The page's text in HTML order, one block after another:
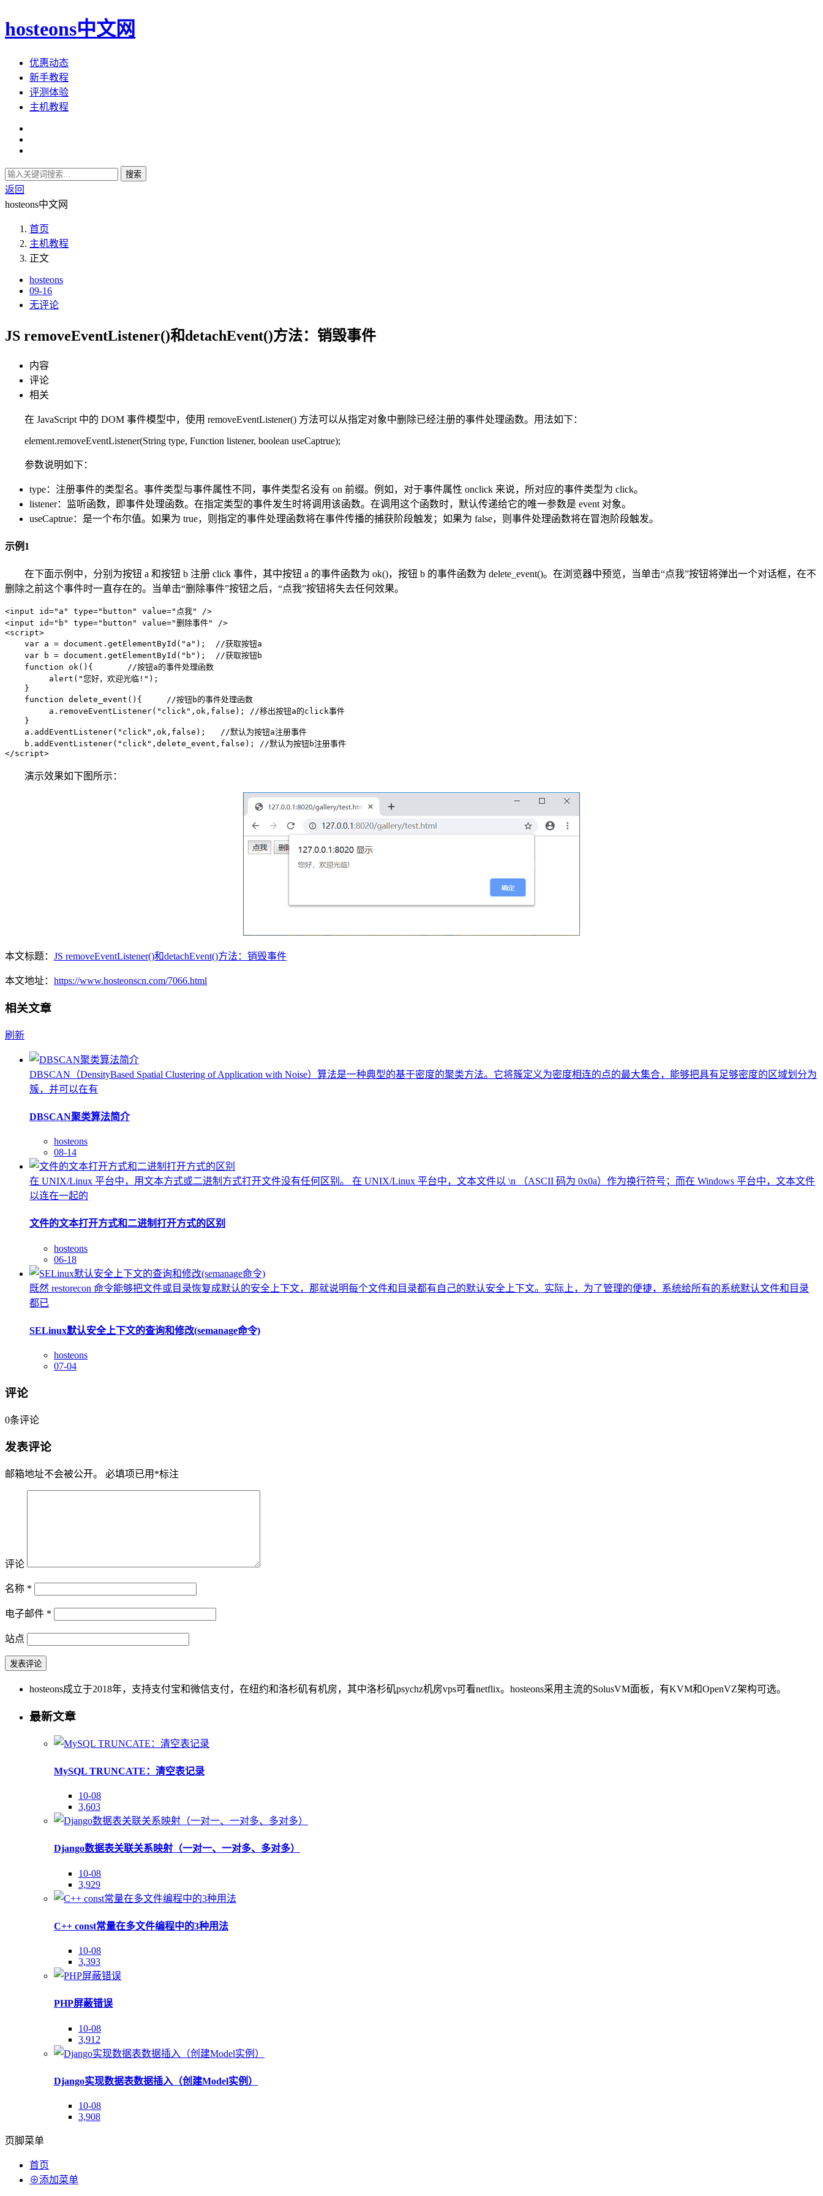
hosteons中文网
优惠动态
新手教程
评测体验
主机教程
搜索
返回
hosteons中文网
首页
主机教程
正文
hosteons
09-16
无评论
JS removeEventListener()和detachEvent()方法：销毁事件
内容
评论
相关
在 JavaScript 中的 DOM 事件模型中，使用 removeEventListener() 方法可以从指定对象中删除已经注册的事件处理函数。用法如下：
element.removeEventListener(String type, Function listener, boolean useCaptrue);
参数说明如下：
type：注册事件的类型名。事件类型与事件属性不同，事件类型名没有 on 前缀。例如，对于事件属性 onclick 来说，所对应的事件类型为 click。
listener：监听函数，即事件处理函数。在指定类型的事件发生时将调用该函数。在调用这个函数时，默认传递给它的唯一参数是 event 对象。
useCaptrue：是一个布尔值。如果为 true，则指定的事件处理函数将在事件传播的捕获阶段触发；如果为 false，则事件处理函数将在冒泡阶段触发。
示例1
在下面示例中，分别为按钮 a 和按钮 b 注册 click 事件，其中按钮 a 的事件函数为 ok()，按钮 b 的事件函数为 delete_event()。在浏览器中预览，当单击“点我”按钮将弹出一个对话框，在不
删除之前这个事件时一直存在的。当单击“删除事件”按钮之后，“点我”按钮将失去任何效果。
<input id="a" type="button" value="点我" />
<input id="b" type="button" value="删除事件" />
<script>
    var a = document.getElementById("a");  //获取按钮a
    var b = document.getElementById("b");  //获取按钮b
    function ok(){       //按钮a的事件处理函数
         alert("您好，欢迎光临!");
    }
    function delete_event(){     //按钮b的事件处理函数
         a.removeEventListener("click",ok,false); //移出按钮a的click事件
    }
    a.addEventListener("click",ok,false);   //默认为按钮a注册事件
    b.addEventListener("click",delete_event,false); //默认为按钮b注册事件
</script>
演示效果如下图所示：
本文标题： JS removeEventListener()和detachEvent()方法：销毁事件
本文地址： https://www.hosteonscn.com/7066.html
相关文章
刷新
DBSCAN（DensityBased Spatial Clustering of Application with Noise）算法是一种典型的基于密度的聚类方法。它将簇定义为密度相连的点的最大集合，能够把具有足够密度的区域划分为
簇，并可以在有
DBSCAN聚类算法简介
hosteons
08-14
在 UNIX/Linux 平台中，用文本方式或二进制方式打开文件没有任何区别。 在 UNIX/Linux 平台中，文本文件以 \n （ASCII 码为 0x0a）作为换行符号；而在 Windows 平台中，文本文件
以连在一起的
文件的文本打开方式和二进制打开方式的区别
hosteons
06-18
既然 restorecon 命令能够把文件或目录恢复成默认的安全上下文，那就说明每个文件和目录都有自己的默认安全上下文。实际上，为了管理的便捷，系统给所有的系统默认文件和目录
都已
SELinux默认安全上下文的查询和修改(semanage命令)
hosteons
07-04
评论
0条评论
发表评论
邮箱地址不会被公开。 必填项已用 *标注
评论
名称 *
电子邮件 *
站点
hosteons成立于2018年，支持支付宝和微信支付，在纽约和洛杉矶有机房，其中洛杉矶psychz机房vps可看netflix。hosteons采用主流的SolusVM面板，有KVM和OpenVZ架构可选。
最新文章
MySQL TRUNCATE：清空表记录
10-08
3,603
Django数据表关联关系映射（一对一、一对多、多对多）
10-08
3,929
C++ const常量在多文件编程中的3种用法
10-08
3,393
PHP屏蔽错误
10-08
3,912
Django实现数据表数据插入（创建Model实例）
10-08
3,908
页脚菜单
首页
⊕添加菜单